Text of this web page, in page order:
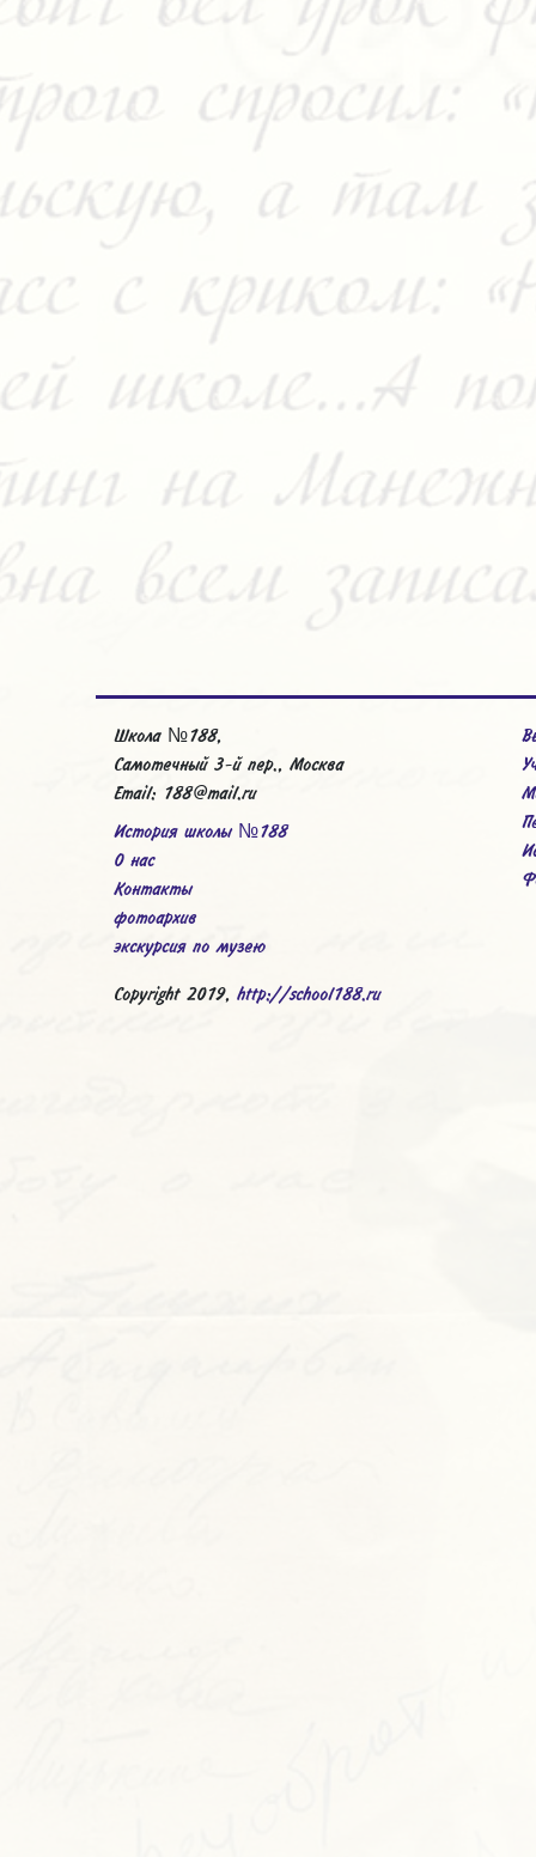
Школа №188,
Самотечный 3-й пер., Москва
Email: 188@mail.ru
История школы №188
О нас
Контакты
фотоархив
экскурсия по музею
Copyright 2019, http://school188.ru